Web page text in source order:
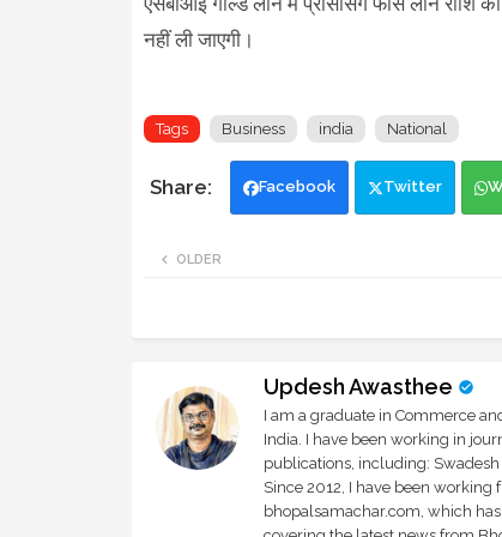
नहीं ली जाएगी।
Tags Business india National
Facebook Twitter
OLDER
Updesh Awasthee
I am a graduate in Commerce
India. I have been working in
publications, including: Swadesh
Since 2012, I have been
bhopalsamachar.com, which